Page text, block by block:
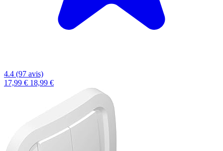
4.4 (97 avis)
17,99 € 18,99 €